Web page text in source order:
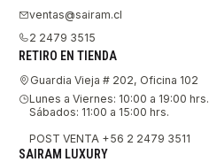
ventas@sairam.cl
2 2479 3515
RETIRO EN TIENDA
Guardia Vieja # 202, Oficina 102
Lunes a Viernes: 10:00 a 19:00 hrs.
Sábados: 11:00 a 15:00 hrs.
POST VENTA +56 2 2479 3511
SAIRAM LUXURY